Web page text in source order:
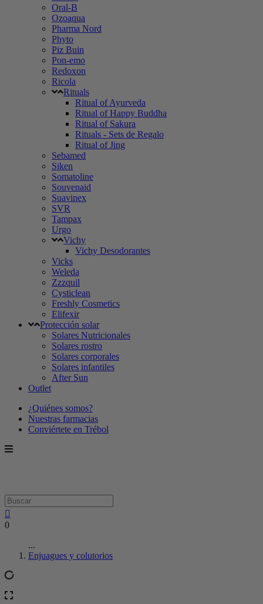
Oral-B
Ozoaqua
Pharma Nord
Phyto
Piz Buin
Pon-emo
Redoxon
Ricola
Rituals
Ritual of Ayurveda
Ritual of Happy Buddha
Ritual of Sakura
Rituals - Sets de Regalo
Ritual of Jing
Sebamed
Siken
Somatoline
Souvenaid
Suavinex
SVR
Tampax
Urgo
Vichy
Vichy Desodorantes
Vicks
Weleda
Zzzquil
Cysticlean
Freshly Cosmetics
Elifexir
Protección solar
Solares Nutricionales
Solares rostro
Solares corporales
Solares infantiles
After Sun
Outlet
¿Quiénes somos?
Nuestras farmacias
Conviértete en Trébol
0
...
Enjuagues y colutorios